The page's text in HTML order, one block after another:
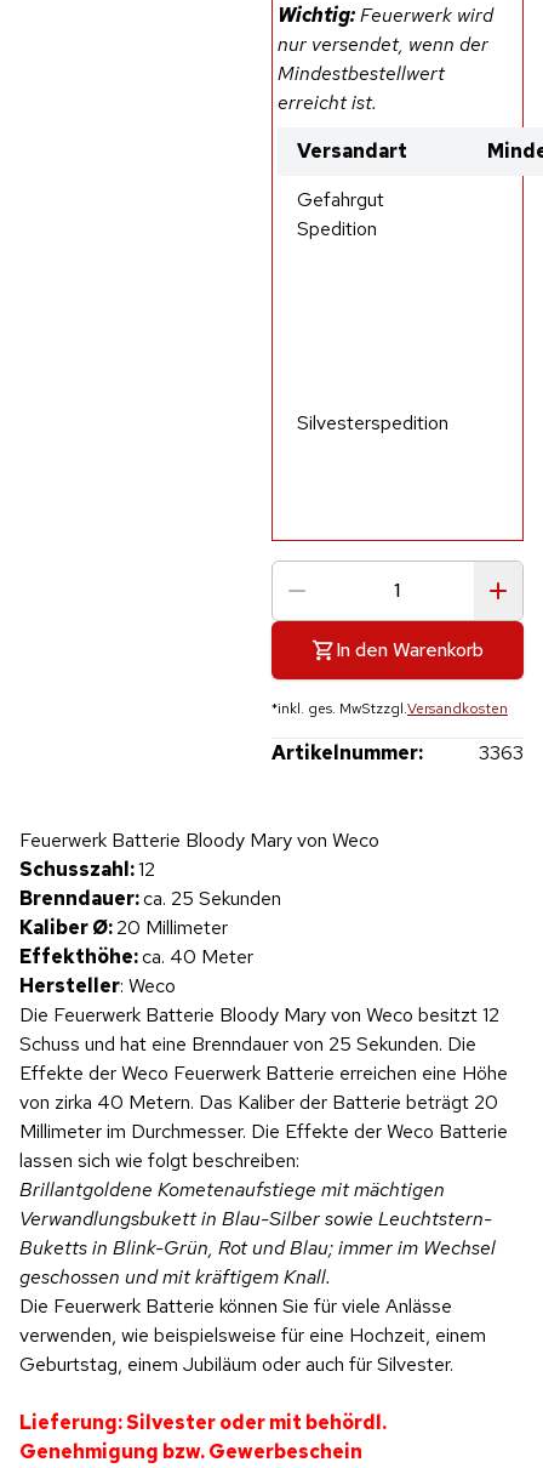
Wichtig:Feuerwerk wird
nur versendet, wenn der
Mindestbestellwert
erreicht ist.
Versandart
Gefahrgut
Spedition
Silvesterspedition
In den Warenkorb
*inkl. ges. MwStzzgl.Versandkosten
Artikelnummer: 3363
Produktvideo
Feuerwerk Batterie Bloody Mary von Weco
Schusszahl:12
Brenndauer:ca. 25 Sekunden
Kaliber Ø:20 Millimeter
Effekthöhe:ca. 40 Meter
Hersteller: Weco
Die Feuerwerk Batterie Bloody Mary von Weco besitzt 12
Schuss und hat eine Brenndauer von 25 Sekunden. Die
Effekte der Weco Feuerwerk Batterie erreichen eine Höhe
von zirka 40 Metern. Das Kaliber der Batterie beträgt 20
Millimeter im Durchmesser. Die Effekte der Weco Batterie
lassen sich wie folgt beschreiben:
Brillantgoldene Kometenaufstiege mit mächtigen
Verwandlungsbukett in Blau-Silber sowie Leuchtstern-
Buketts in Blink-Grün, Rot und Blau; immer im Wechsel
geschossen und mit kräftigem Knall.
Die Feuerwerk Batterie können Sie für viele Anlässe
verwenden, wie beispielsweise für eine Hochzeit, einem
Geburtstag, einem Jubiläum oder auch für Silvester.
Lieferung: Silvester oder mit behördl.
Genehmigung bzw. Gewerbeschein